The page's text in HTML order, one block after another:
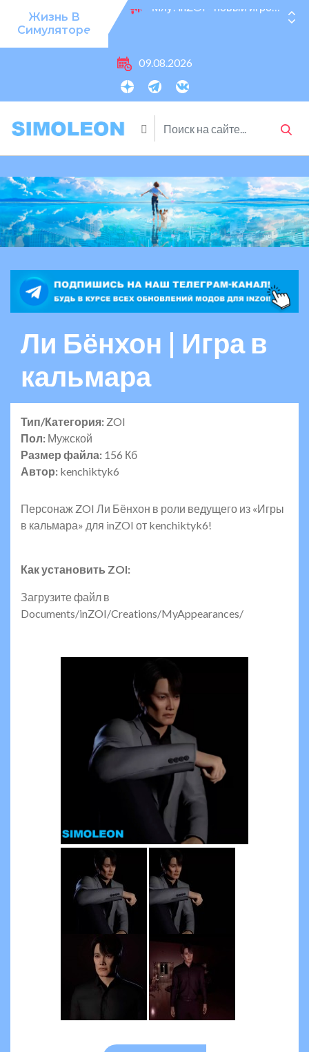
Жизнь В
Симуляторе
09.08.2026
Ли Бёнхон | Игра в
кальмара
Тип/Категория: ZOI
Пол: Мужской
Размер файла: 156 Кб
Автор: kenchiktyk6
Персонаж ZOI Ли Бёнхон в роли ведущего из «Игры
в кальмара» для inZOI от kenchiktyk6!
Как установить ZOI:
Загрузите файл в
Documents/inZOI/Creations/MyAppearances/